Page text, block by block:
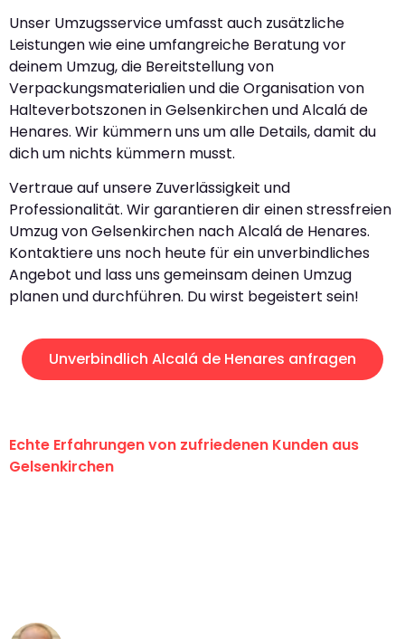
Unser Umzugsservice umfasst auch zusätzliche
Leistungen wie eine umfangreiche Beratung vor
deinem Umzug, die Bereitstellung von
Verpackungsmaterialien und die Organisation von
Halteverbotszonen in Gelsenkirchen und Alcalá de
Henares. Wir kümmern uns um alle Details, damit du
dich um nichts kümmern musst.
Vertraue auf unsere Zuverlässigkeit und
Professionalität. Wir garantieren dir einen stressfreien
Umzug von Gelsenkirchen nach Alcalá de Henares.
Kontaktiere uns noch heute für ein unverbindliches
Angebot und lass uns gemeinsam deinen Umzug
planen und durchführen. Du wirst begeistert sein!
Unverbindlich Alcalá de Henares anfragen
Echte Erfahrungen von zufriedenen Kunden aus
Gelsenkirchen